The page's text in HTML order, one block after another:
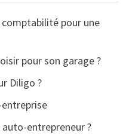
pour une
pour son garage ?
Diligo ?
entrepreneur ?